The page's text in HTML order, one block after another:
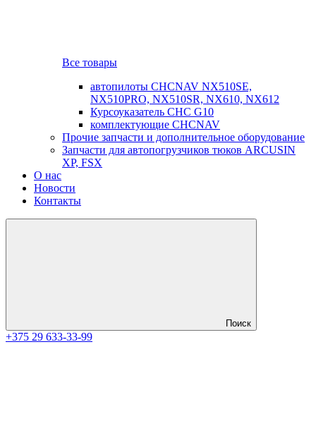
Все товары
автопилоты CHCNAV NX510SE,
NX510PRO, NX510SR, NX610, NX612
Курсоуказатель CHC G10
комплектующие CHCNAV
Прочие запчасти и дополнительное оборудование
Запчасти для автопогрузчиков тюков ARCUSIN
XP, FSX
О нас
Новости
Контакты
Поиск
+375 29 633-33-99